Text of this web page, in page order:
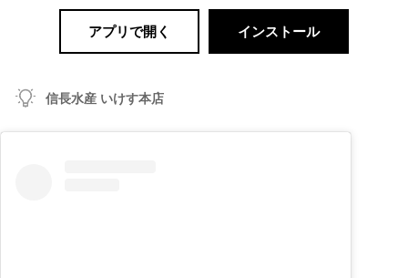
アプリで開く インストール
信長水産 いけす本店